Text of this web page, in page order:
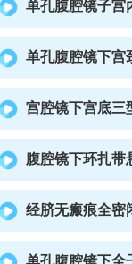
单孔腹腔镜子宫
单孔腹腔镜下宫
宫腔镜下宫底三
腹腔镜下环扎带
经脐无瘢痕全密
单孔腹腔镜下全